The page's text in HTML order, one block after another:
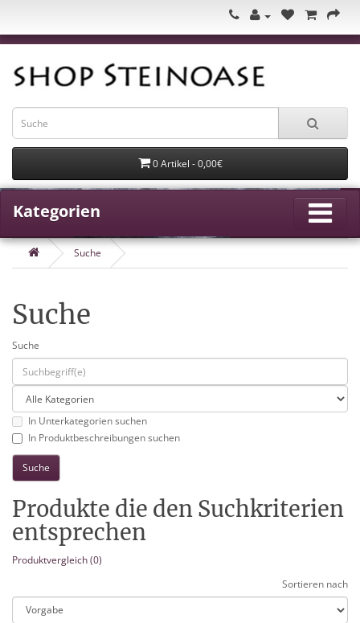
0 Artikel - 0,00€
Kategorien
Suche
Suche
Suche
In Unterkategorien suchen
In Produktbeschreibungen suchen
Produkte die den Suchkriterien
entsprechen
Produktvergleich (0)
Sortieren nach